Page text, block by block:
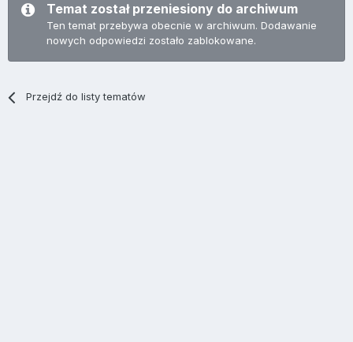
Temat został przeniesiony do archiwum
Ten temat przebywa obecnie w archiwum. Dodawanie
nowych odpowiedzi zostało zablokowane.
Przejdź do listy tematów